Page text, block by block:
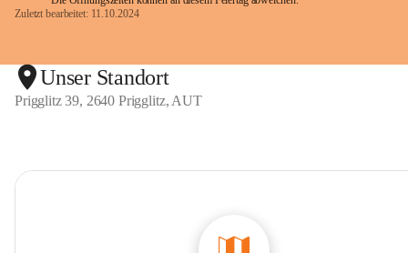
Zuletzt bearbeitet: 11.10.2024
Unser Standort
Prigglitz 39, 2640 Prigglitz, AUT